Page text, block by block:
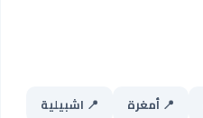
📍 أمغرة 📍 اشبيلية